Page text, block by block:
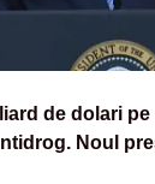
de dolari
Noul